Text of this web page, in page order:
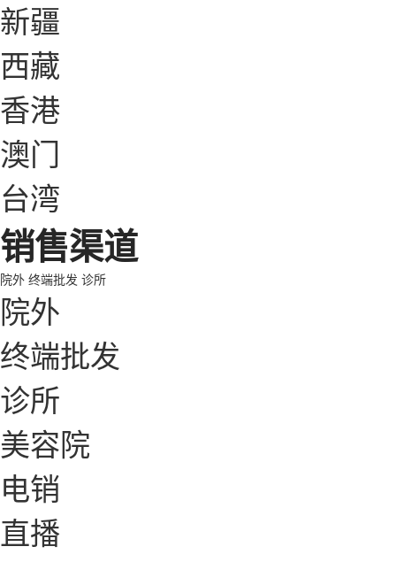
新疆
西藏
香港
澳门
台湾
销售渠道
院外 终端批发 诊所
院外
终端批发
诊所
美容院
电销
直播